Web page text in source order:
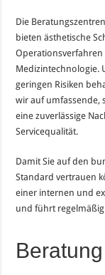
Die
bieten ästhetische
Medizintechnologie.
geringen Risiken
wir auf umfassende,
eine zuverlässige
Servicequalität.
Damit Sie auf den
Standard vertrauen
einer internen und
und führt